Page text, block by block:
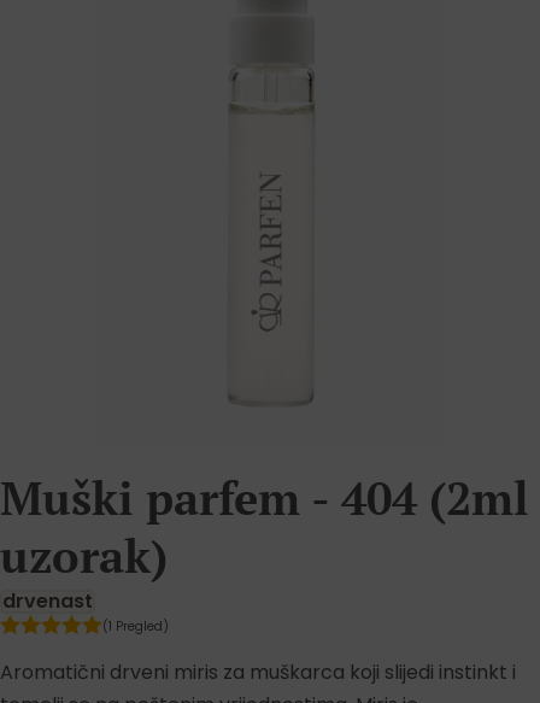
Muški parfem - 404 (2ml
uzorak)
drvenast
(1 Pregled)
Aromatični drveni miris za muškarca koji slijedi instinkt i